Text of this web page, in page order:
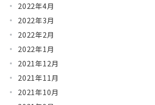
2022年4月
2022年3月
2022年2月
2022年1月
2021年12月
2021年11月
2021年10月